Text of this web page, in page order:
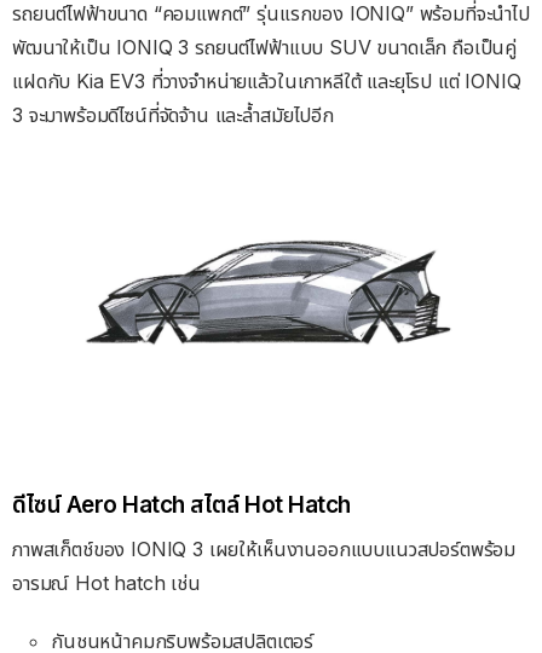
รถยนต์ไฟฟ้าขนาด “คอมแพกต์” รุ่นแรกของ IONIQ” พร้อมที่จะนำไป
พัฒนาให้เป็น IONIQ 3 รถยนต์ไฟฟ้าแบบ SUV ขนาดเล็ก ถือเป็นคู่
แฝดกับ Kia EV3 ที่วางจำหน่ายแล้วในเกาหลีใต้ และยุโรป แต่ IONIQ
3 จะมาพร้อมดีไซน์ที่จัดจ้าน และล้ำสมัยไปอีก
ดีไซน์ Aero Hatch สไตล์ Hot Hatch
ภาพสเก็ตช์ของ IONIQ 3 เผยให้เห็นงานออกแบบแนวสปอร์ตพร้อม
อารมณ์ Hot hatch เช่น
กันชนหน้าคมกริบพร้อมสปลิตเตอร์